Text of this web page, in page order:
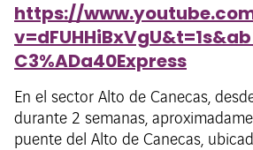
https://
C3%ADa40Express
En el sector Alto de Canecas,
durante 2 semanas,
puente del Alto de Canecas,